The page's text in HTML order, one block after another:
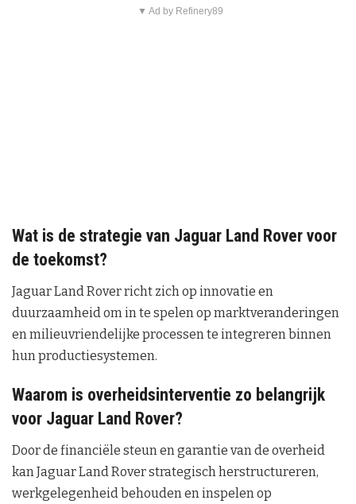
▼ Ad by Refinery89
Wat is de strategie van Jaguar Land Rover voor
de toekomst?
Jaguar Land Rover richt zich op innovatie en
duurzaamheid om in te spelen op marktveranderingen
en milieuvriendelijke processen te integreren binnen
hun productiesystemen.
Waarom is overheidsinterventie zo belangrijk
voor Jaguar Land Rover?
Door de financiële steun en garantie van de overheid
kan Jaguar Land Rover strategisch herstructureren,
werkgelegenheid behouden en inspelen op